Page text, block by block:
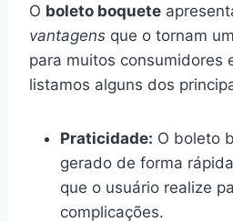
O boleto boquete
vantagens que o tornam
para muitos consumidores
listamos alguns dos
Praticidade: O boleto
gerado de forma
que o usuário realize
complicações.